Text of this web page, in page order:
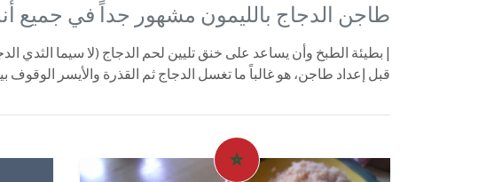
طاجن الدجاج بالليمون مشهور جداً في جميع
| بطيئة الطبخ وأن يساعد على خنق تليين لحم الدجاج (لا سيما الثدي
قبل إعداد طاجن، هو غالباً ما تغسل الدجاج ثم القذرة والأيسر